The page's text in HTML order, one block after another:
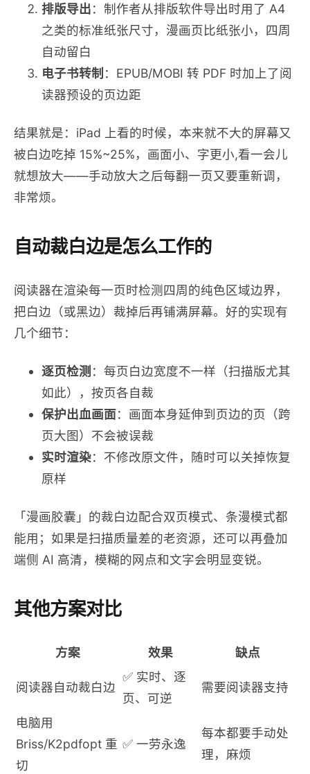
排版导出：制作者从排版软件导出时用了 A4
之类的标准纸张尺寸，漫画页比纸张小，四周
自动留白
电子书转制 ：EPUB/MOBI 转 PDF 时加上了阅
读器预设的页边距
结果就是：iPad 上看的时候，本来就不大的屏幕又
被白边吃掉 15%~25%，画面小、字更小,看一会儿
就想放大——手动放大之后每翻一页又要重新调，
非常烦。
自动裁白边是怎么工作的
阅读器在渲染每一页时检测四周的纯色区域边界，
把白边（或黑边）裁掉后再铺满屏幕。好的实现有
几个细节：
逐页检测 ：每页白边宽度不一样（扫描版尤其
如此），按页各自裁
保护出血画面：画面本身延伸到页边的页（跨
页大图）不会被误裁
实时渲染：不修改原文件，随时可以关掉恢复
原样
「漫画胶囊」的裁白边配合双页模式、条漫模式都
能用；如果是扫描质量差的老资源，还可以再叠加
端侧 AI 高清，模糊的网点和文字会明显变锐。
其他方案对比
方案 效果 缺点
阅读器自动裁白边
✅ 实时、逐
页、可逆
需要阅读器支持
电脑用
Briss/K2pdfopt 重
切
✅ 一劳永逸
每本都要手动处
理，麻烦